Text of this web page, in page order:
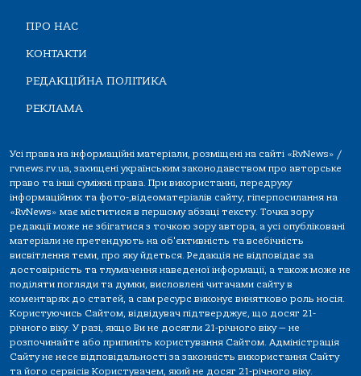
ПРО НАС
КОНТАКТИ
РЕДАКЦІЙНА ПОЛІТИКА
РЕКЛАМА
Усі права на інформаційні матеріали, розміщені на сайті «RvNews» /
rvnews.rv.ua, захищені українським законодавством про авторське
право та інші суміжні права. При використанні, передруку
інформаційних та фото-,відеоматеріалів сайту, гіперпосилання на
«RvNews» має міститися в першому абзаці тексту. Точка зору
редакції може не збігатися з точкою зору автора, а усі опубліковані
матеріали не претендують на об'єктивність та всебічність
висвітлення теми, про яку йдеться. Редакція не відповідає за
достовірність та тлумачення наведеної інформації, а також може не
поділяти погляди та думки, висловлені читачами сайту в
коментарях до статей, а сам ресурс виконує винятково роль носія.
Користуючись Сайтом, відвідувач підтверджує, що досяг 21-
річного віку. У разі, якщо Ви не досягли 21-річного віку — не
розпочинайте або припиніть користування Сайтом. Адміністрація
Сайту не несе відповідальності за законність використання Сайту
та його сервісів Користувачем, який не досяг 21-річного віку.